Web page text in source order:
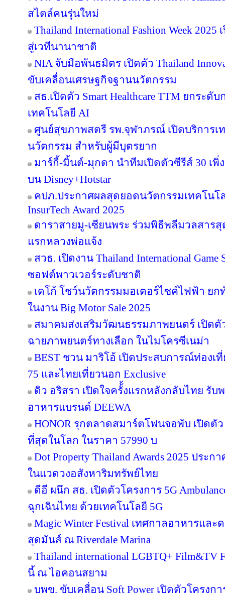
สไตล์คนรุ่นใหม่
Thailand International Fashion Week
สู่เวทีนานาชาติ
NIA จับมือพันธมิตร เปิดตัว Thailand
ขับเคลื่อนเศรษฐกิจฐานนวัตกรรม
สธ.เปิดตัว Smart Healthcare TTM ยกระ
เทคโนโลยี AI
ศูนย์สุขภาพสตรี รพ.จุฬาภรณ์ เปิดบริการเ
นวัตกรรม สำหรับผู้มีบุตรยาก
มาร์กี้-มิ้นต์-มุกดา นำทีมเปิดตัวซีรีส์ 30 เพิ่
บน Disney+Hotstar
คปภ.ประกาศผลสุดยอดนวัตกรรมเทคโนโ
InsurTech Award 2025
ดาราสายมู-เซียนพระ ร่วมพิธีพลีมวลสาร
แรกหลวงพ่อแจ้ง
สวธ. เปิดงาน Thailand International Game
ซอฟต์พาวเวอร์ระดับชาติ
เดโก้ โชว์นวัตกรรมมอเตอร์ไซค์ไฟฟ้า ยก
ในงาน Big Motor Sale 2025
สมาคมส่งเสริมวัฒนธรรมภาพยนตร์ เปิดตั
ฉายภาพยนตร์ทางเลือก ในไมโครซีเนม่า
BEST ชวน มาริโอ้ เปิดประสบการณ์ท่องเ
75 และไทยเที่ยวนอก Exclusive
ดิว อริสรา เปิดใจครั้้งแรกหลังกลับไทย รั
อาหารแบรนด์ DEEWA
HONOR รุกตลาดสมาร์ตโฟนจอพับ เปิดตัว
ที่สุดในโลก ในราคา 57990 บ
Dot Property Thailand Awards 2025 ประ
ในแวดวงอสังหาริมทรัพย์ไทย
ดีอี ผนึก สธ. เปิดตัวโครงการ 5G
ฉุกเฉินไทย ด้วยเทคโนโลยี 5G
Magic Winter Festival เทศกาลอาหารแ
สุดมันส์ ณ Riverdale Marina
Thailand international LGBTQ+ Film&TV
นี้ ณ ไอคอนสยาม
บพข. ขับเคลื่อน Soft Power เปิดตัวโครง